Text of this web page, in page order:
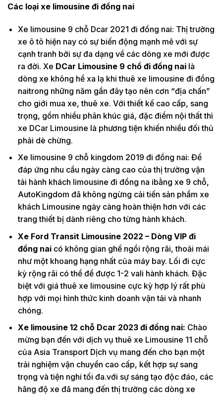
Các loại xe limousine đi đồng nai
Xe limousine 9 chỗ Dcar 2021 đi đồng nai: Thị trường
xe ô tô hiện nay có sự biến động mạnh mẽ với sự
cạnh tranh bởi sự đa dạng về các dòng xe mới được
ra đời. Xe DCar Limousine 9 chổ đi đồng nai là
dòng xe không hề xa lạ khi thuê xe limousine đi đồng
naitrong những năm gần đây tạo nên cơn “địa chấn”
cho giới mua xe, thuê xe. Với thiết kế cao cấp, sang
trọng, gồm nhiều phân khúc giá, đặc điểm nội thất thì
xe DCar Limousine là phương tiện khiến nhiều đối thủ
phải dè chừng.
Xe limousine 9 chỗ kingdom 2019 đi đồng nai: Để
đáp ứng nhu cầu ngày càng cao của thị trường vận
tải hành khách limousine đi đồng na ibằng xe 9 chỗ,
AutoKingdom đã không ngừng cải tiến sản phẩm xe
khách Limousine ngày càng hoàn thiện hơn với các
trang thiết bị dành riêng cho từng hành khách.
Xe Ford Transit Limousine 2022 – Dòng VIP đi
đồng nai có không gian ghế ngồi rộng rãi, thoải mái
như một khoang hạng nhất của máy bay. Lối đi cực
kỳ rộng rãi có thể để được 1-2 vali hành khách. Đặc
biệt với giá thuê xe limousine cực kỳ hợp lý rất phù
hợp với mọi hình thức kinh doanh vận tải và nhanh
chóng.
Xe limousine 12 chỗ Dcar 2023 đi đồng nai: Chào
mừng bạn đến với dịch vụ thuê xe Limousine 11 chỗ
của Asia Transport Dịch vụ mang đến cho bạn một
trải nghiệm vận chuyển cao cấp, kết hợp sự sang
trọng và tiện nghi tối đa.với sự sáng tạo độc đáo, các
hãng độ xe đã mang đến thị trường các dòng xe